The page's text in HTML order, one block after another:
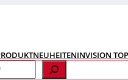
INVISION